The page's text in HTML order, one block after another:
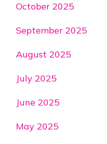
October 2025
September 2025
August 2025
July 2025
June 2025
May 2025